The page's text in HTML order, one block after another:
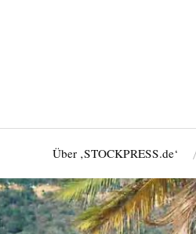
Über ‚STOCKPRESS.de‘